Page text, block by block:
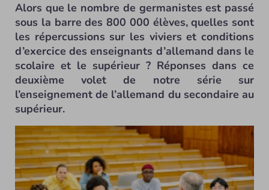
Alors que le nombre de germanistes est passé
sous la barre des 800 000 élèves, quelles sont
les répercussions sur les viviers et conditions
d’exercice des enseignants d’allemand dans le
scolaire et le supérieur ? Réponses dans ce
deuxième volet de notre série sur
l’enseignement de l’allemand du secondaire au
supérieur.